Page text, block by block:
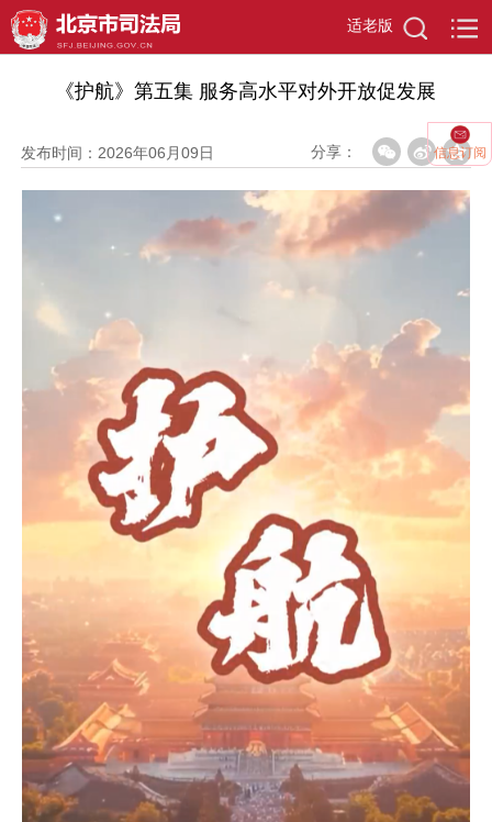
适老版
信息订阅
当前位置：首页>政务资讯 详情页
《护航》第五集 服务高水平对外开放促发展
发布时间：2026年06月09日 分享：